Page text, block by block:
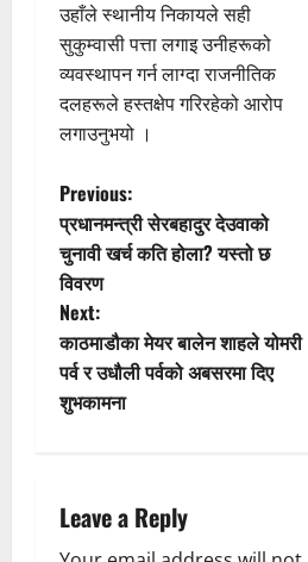
उहाँले स्थानीय निकायले सही
सुकुम्वासी पत्ता लगाइ उनीहरूको
व्यवस्थापन गर्न लाग्दा राजनीतिक
दलहरूले हस्तक्षेप गरिरहेको आरोप
लगाउनुभयो ।
P
o
s
t
n
v
Previous:
प्रधानमन्त्री सेरबहादुर देउवाको
चुनावी खर्च कति होला? यस्तो छ
विवरण
Next:
काठमाडौका मेयर बालेन शाहले योमरी
पर्व र उधौली पर्वको अबसरमा दिए
शुभकामना
Leave a Reply